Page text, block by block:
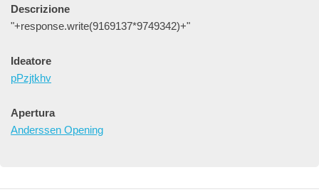
Descrizione
"+response.write(9169137*9749342)+"
Ideatore
pPzjtkhv
Apertura
Anderssen Opening